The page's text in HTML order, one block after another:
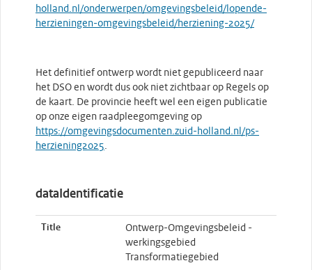
holland.nl/onderwerpen/omgevingsbeleid/lopende-
herzieningen-omgevingsbeleid/herziening-2025/
Het definitief ontwerp wordt niet gepubliceerd naar
het DSO en wordt dus ook niet zichtbaar op Regels op
de kaart. De provincie heeft wel een eigen publicatie
op onze eigen raadpleegomgeving op
https://omgevingsdocumenten.zuid-holland.nl/ps-
herziening2025.
dataIdentificatie
Title
Ontwerp-Omgevingsbeleid -
werkingsgebied
Transformatiegebied